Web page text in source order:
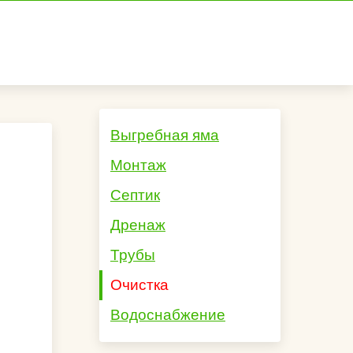
Выгребная яма
Монтаж
Септик
Дренаж
Трубы
Очистка
Водоснабжение